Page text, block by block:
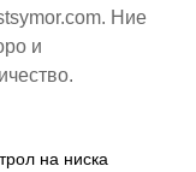
Ние
и
на ниска